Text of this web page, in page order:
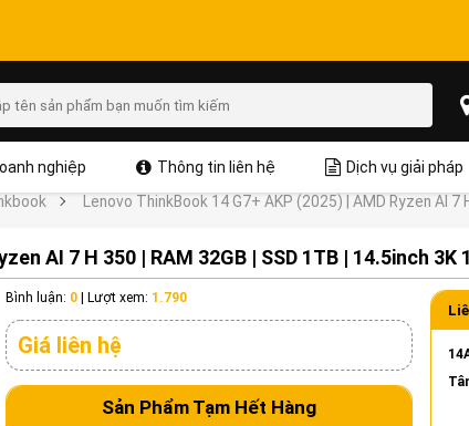
nghiệp Thông tin liên hệ Dịch vụ giải pháp
Lenovo ThinkBook 14 G7+ AKP (2025) | AMD Ryzen AI
AI 7 H 350 | RAM 32GB | SSD 1TB | 14.5inch
Bình luận: 0| Lượt xem: 1.790
Giá liên hệ
Sản Phẩm Tạm Hết Hàng